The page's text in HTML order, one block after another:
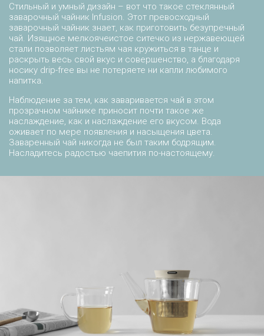
Стильный и умный дизайн – вот что такое стеклянный
заварочный чайник Infusion. Этот превосходный
заварочный чайник знает, как приготовить безупречный
чай. Изящное мелкоячеистое ситечко из нержавеющей
стали позволяет листьям чая кружиться в танце и
раскрыть весь свой вкус и совершенство, а благодаря
носику drip-free вы не потеряете ни капли любимого
напитка.
Наблюдение за тем, как заваривается чай в этом
прозрачном чайнике приносит почти такое же
наслаждение, как и наслаждение его вкусом. Вода
оживает по мере появления и насыщения цвета.
Заваренный чай никогда не был таким бодрящим.
Насладитесь радостью чаепития по-настоящему.